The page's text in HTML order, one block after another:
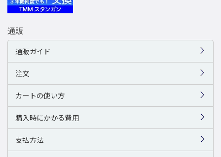
通販
通販ガイド
注文
カートの使い方
購入時にかかる費用
支払方法